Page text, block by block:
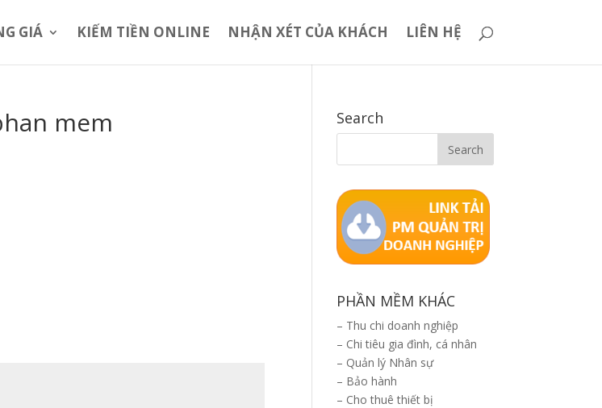
GIÁ KIẾM TIỀN ONLINE NHẬN XÉT CỦA KHÁCH LIÊN HỆ
mem Search
PHẦN MỀM KHÁC
– Thu chi doanh nghiệp
– Chi tiêu gia đình, cá nhân
– Quản lý Nhân sự
– Bảo hành
– Cho thuê thiết bị